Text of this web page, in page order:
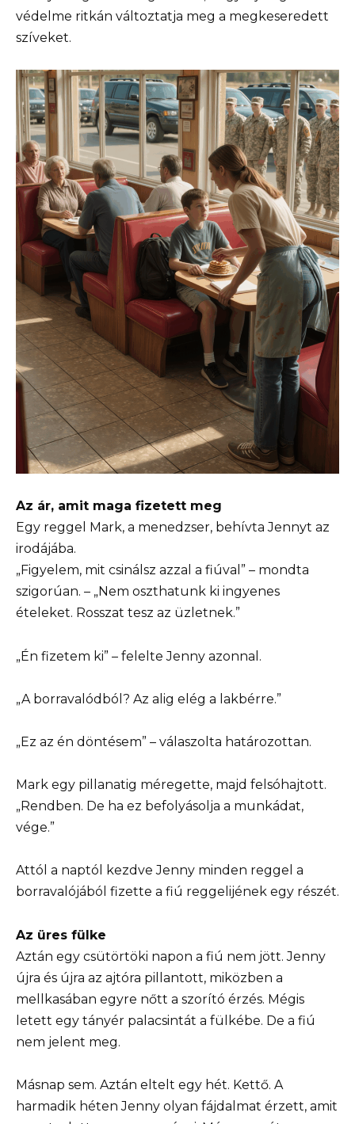
védelme ritkán változtatja meg a megkeseredett
szíveket.
Az ár, amit maga fizetett meg
Egy reggel Mark, a menedzser, behívta Jennyt az
irodájába.
„Figyelem, mit csinálsz azzal a fiúval” – mondta
szigorúan. – „Nem oszthatunk ki ingyenes
ételeket. Rosszat tesz az üzletnek.”
„Én fizetem ki” – felelte Jenny azonnal.
„A borravalódból? Az alig elég a lakbérre.”
„Ez az én döntésem” – válaszolta határozottan.
Mark egy pillanatig méregette, majd felsóhajtott.
„Rendben. De ha ez befolyásolja a munkádat,
vége.”
Attól a naptól kezdve Jenny minden reggel a
borravalójából fizette a fiú reggelijének egy részét.
Az üres fülke
Aztán egy csütörtöki napon a fiú nem jött. Jenny
újra és újra az ajtóra pillantott, miközben a
mellkasában egyre nőtt a szorító érzés. Mégis
letett egy tányér palacsintát a fülkébe. De a fiú
nem jelent meg.
Másnap sem. Aztán eltelt egy hét. Kettő. A
harmadik héten Jenny olyan fájdalmat érzett, amit